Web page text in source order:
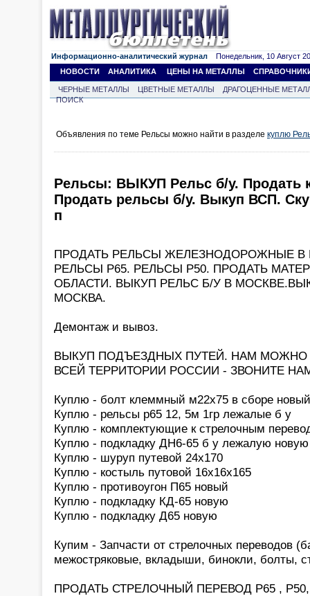
Информационно-аналитический журнал Понедельник, 10 Август
НОВОСТИ
АНАЛИТИКА ЦЕНЫ НА МЕТАЛЛЫ
ЧЕРНЫЕ МЕТАЛЛЫ ЦВЕТНЫЕ МЕТАЛЛЫ
ДРАГОЦЕННЫЕ
ПОИСК
Объявления по теме Рельсы можно найти в разделе куплю
Рельсы: ВЫКУП Рельс б/у. Продать
Продать рельсы б/у. Выкуп ВСП.
п
ПРОДАТЬ РЕЛЬСЫ ЖЕЛЕЗНОДОРОЖНЫЕ В
РЕЛЬСЫ Р65. РЕЛЬСЫ Р50. ПРОДАТЬ
ОБЛАСТИ. ВЫКУП РЕЛЬС Б/У В
МОСКВА.
Демонтаж и вывоз.
ВЫКУП ПОДЪЕЗДНЫХ ПУТЕЙ. НАМ МОЖНО
ВСЕЙ ТЕРРИТОРИИ РОССИИ - ЗВОНИТЕ
Куплю - болт клеммный м22х75 в сборе
Куплю - рельсы р65 12, 5м 1гр лежалые б у
Куплю - комплектующие к стрелочным
Куплю - подкладку ДН6-65 б у лежалую новую
Куплю - шуруп путевой 24х170
Куплю - костыль путовой 16х16х165
Куплю - противоугон П65 новый
Куплю - подкладку КД-65 новую
Куплю - подкладку Д65 новую
Купим - Запчасти от стрелочных переводов
межостряковые, вкладыши, бинокли, болты,
ПРОДАТЬ СТРЕЛОЧНЫЙ ПЕРЕВОД Р65 ,